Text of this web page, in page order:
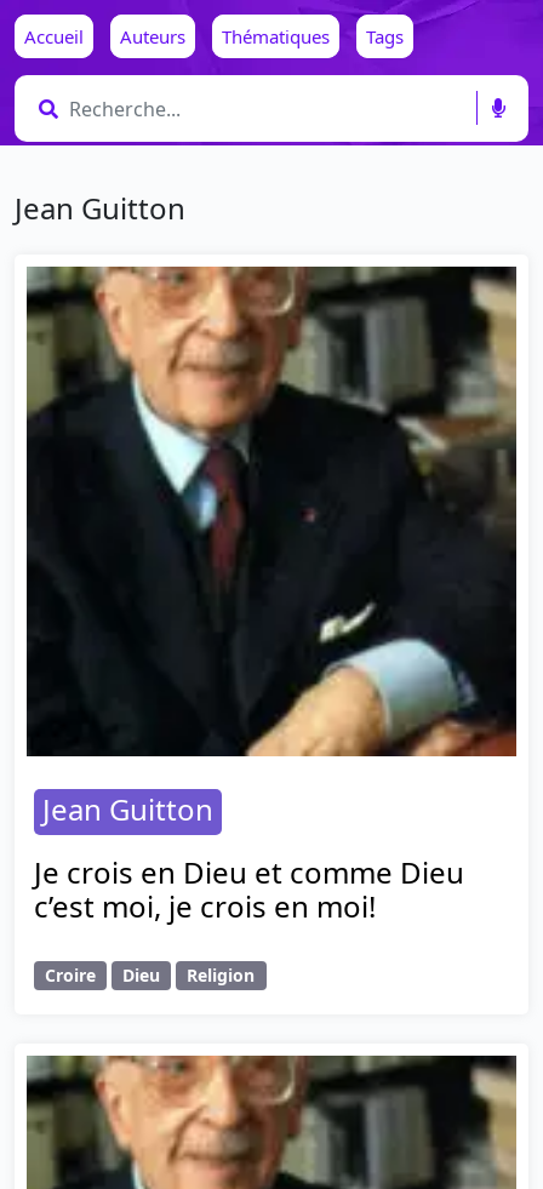
Accueil Auteurs Thématiques Tags
Jean Guitton
Jean Guitton
Je crois en Dieu et comme Dieu
c’est moi, je crois en moi!
Croire Dieu Religion